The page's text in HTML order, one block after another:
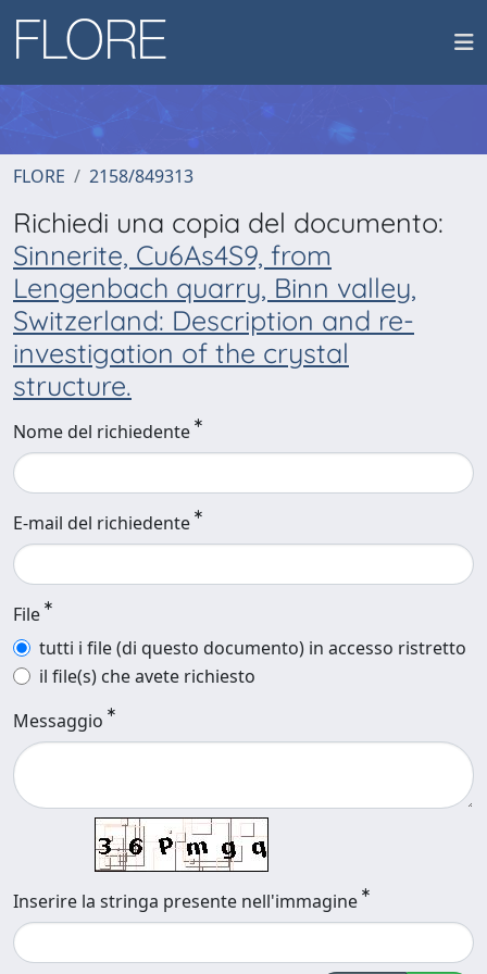
FLORE 2158/849313
Richiedi una copia del documento:
Sinnerite, Cu6As4S9, from
Lengenbach quarry, Binn valley,
Switzerland: Description and re-
investigation of the crystal
structure.
Nome del richiedente
E-mail del richiedente
File
tutti i file (di questo documento) in accesso ristretto
il file(s) che avete richiesto
Messaggio
Inserire la stringa presente nell'immagine